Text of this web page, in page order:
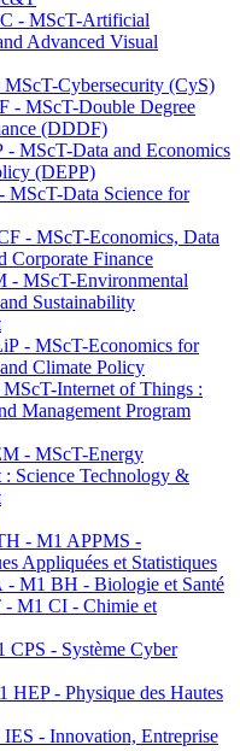
- MScT-Artificial
Advanced Visual
Cybersecurity (CyS)
- MScT-Double Degree
(DDDF)
- MScT-Data and Economics
(DEPP)
MScT-Data Science for
- MScT-Economics, Data
Corporate Finance
- MScT-Environmental
Sustainability
- MScT-Economics for
Climate Policy
Internet of Things :
Management Program
- MScT-Energy
Science Technology &
- M1 APPMS -
Appliquées et Statistiques
M1 BH - Biologie et Santé
M1 CI - Chimie et
CPS - Système Cyber
HEP - Physique des Hautes
- Innovation, Entreprise